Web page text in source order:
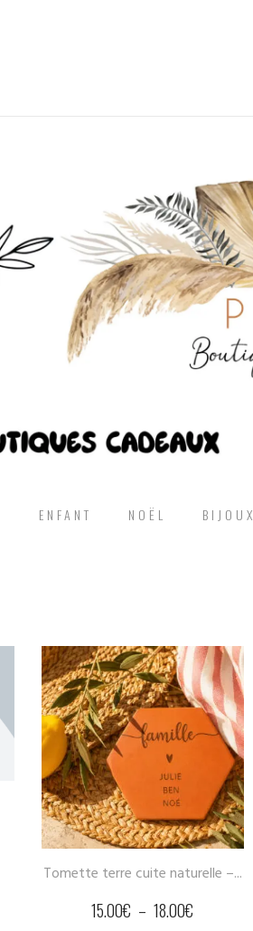
ENFANT NOËL BIJOUX
Tomette terre cuite naturelle –...
15.00€ – 18.00€